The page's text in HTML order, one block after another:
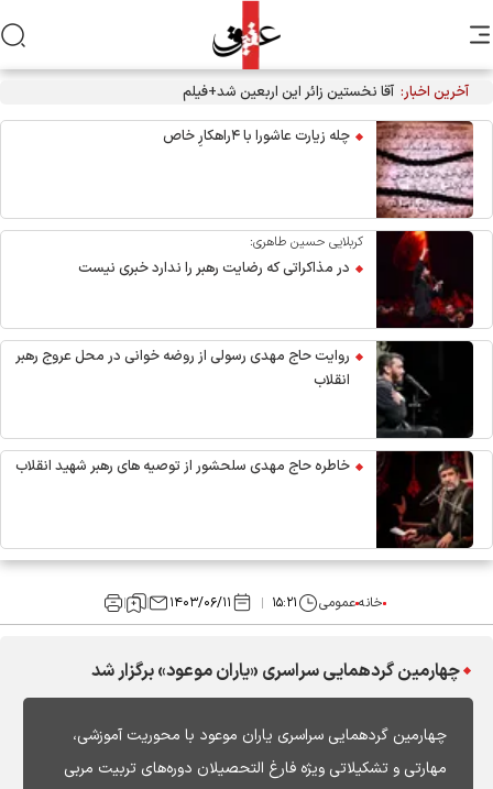
آخرین اخبار: آقا نخستین زائر این اربعین شد+فیلم
چله زیارت عاشورا با ۴راهکارِ خاص
کربلایی حسین طاهری:
در مذاکراتی که رضایت رهبر را ندارد خبری نیست
روایت حاج مهدی رسولی از روضه خوانی در محل عروج رهبر
انقلاب
خاطره حاج مهدی سلحشور از توصیه های رهبر شهید انقلاب
خانهعمومی ۱۵:۲۱ ۱۴۰۳/۰۶/۱۱
چهارمین گردهمایی سراسری «یاران موعود» برگزار شد
چهارمین گردهمایی سراسری یاران موعود با محوریت آموزشی،
مهارتی و تشکیلاتی ویژه فارغ التحصیلان دوره‌های تربیت مربی